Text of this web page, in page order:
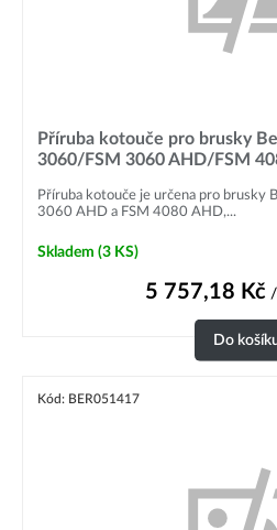
Příruba kotouče pro brusky
3060/FSM 3060 AHD/FSM
Příruba kotouče je určena pro brusky
3060 AHD a FSM 4080 AHD,...
Skladem (3 KS)
5 757,18 Kč/
Do
Kód: BER051417